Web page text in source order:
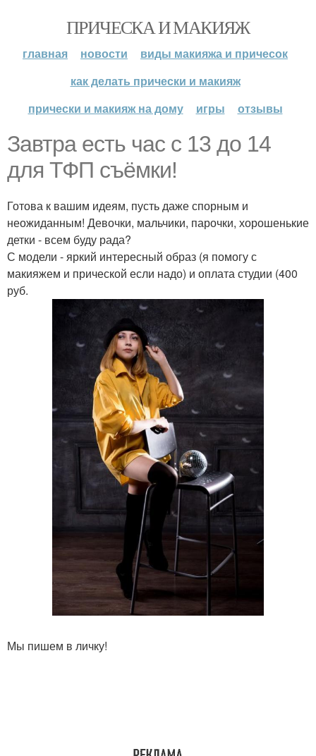
ПРИЧЕСКА И МАКИЯЖ
главная новости
виды макияжа и причесок
как делать прически и макияж
прически и макияж на дому
игры отзывы
Завтра есть час с 13 до 14
для ТФП съёмки!
Готова к вашим идеям, пусть даже спорным и
неожиданным! Девочки, мальчики, парочки, хорошенькие
детки - всем буду рада?
С модели - яркий интересный образ (я помогу с
макияжем и прической если надо) и оплата студии (400
руб.
Мы пишем в личку!